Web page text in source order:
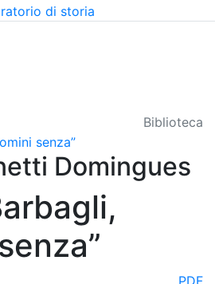
Biblioteca
Domingues